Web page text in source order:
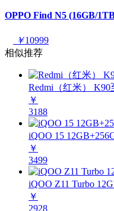
OPPO Find N5 (16GB/
￥10999
相似推荐
Redmi（红米）
￥
3188
iQOO 15
￥
3499
iQOO Z11 Turbo
￥
2928